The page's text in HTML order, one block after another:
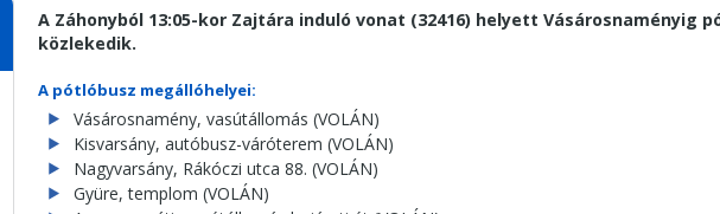
A Záhonyból 13:05-kor Zajtára induló vonat (32416) helyett Vásárosnaményig
közlekedik.
A pótlóbusz megállóhelyei:
Vásárosnamény, vasútállomás (VOLÁN)
Kisvarsány, autóbusz-váróterem (VOLÁN)
Nagyvarsány, Rákóczi utca 88. (VOLÁN)
Gyüre, templom (VOLÁN)